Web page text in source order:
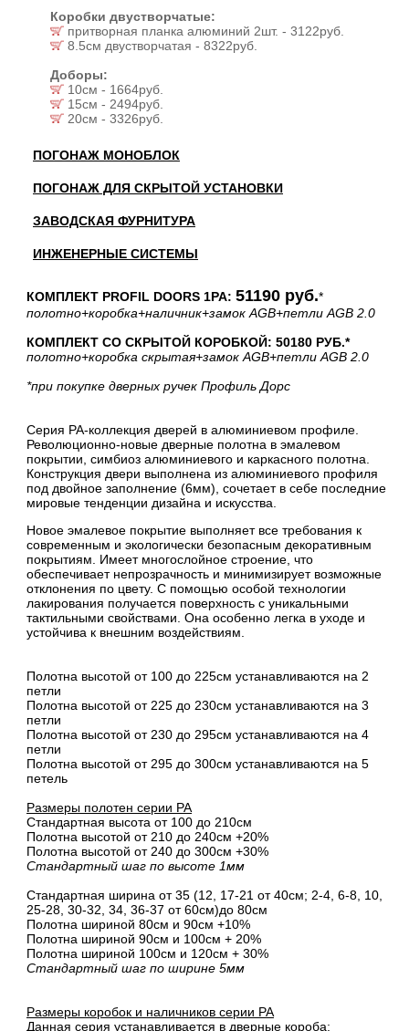
Коробки двустворчатые:
притворная планка алюминий 2шт. - 3122руб.
8.5см двустворчатая - 8322руб.
Доборы:
10см - 1664руб.
15см - 2494руб.
20см - 3326руб.
ПОГОНАЖ МОНОБЛОК
ПОГОНАЖ ДЛЯ СКРЫТОЙ УСТАНОВКИ
ЗАВОДСКАЯ ФУРНИТУРА
ИНЖЕНЕРНЫЕ СИСТЕМЫ
КОМПЛЕКТ PROFIL DOORS 1PA: 51190 руб.*
полотно+коробка+наличник+замок AGB+петли AGB 2.0
КОМПЛЕКТ СО СКРЫТОЙ КОРОБКОЙ: 50180 РУБ.*
полотно+коробка скрытая+замок AGB+петли AGB 2.0
*при покупке дверных ручек Профиль Дорс
Серия PA-коллекция дверей в алюминиевом профиле.
Революционно-новые дверные полотна в эмалевом
покрытии, симбиоз алюминиевого и каркасного полотна.
Конструкция двери выполнена из алюминиевого профиля
под двойное заполнение (6мм), сочетает в себе последние
мировые тенденции дизайна и искусства.
Новое эмалевое покрытие выполняет все требования к
современным и экологически безопасным декоративным
покрытиям. Имеет многослойное строение, что
обеспечивает непрозрачность и минимизирует возможные
отклонения по цвету. С помощью особой технологии
лакирования получается поверхность с уникальными
тактильными свойствами. Она особенно легка в уходе и
устойчива к внешним воздействиям.
Полотна высотой от 100 до 225см устанавливаются на 2
петли
Полотна высотой от 225 до 230см устанавливаются на 3
петли
Полотна высотой от 230 до 295см устанавливаются на 4
петли
Полотна высотой от 295 до 300см устанавливаются на 5
петель
Размеры полотен серии PA
Стандартная высота от 100 до 210см
Полотна высотой от 210 до 240см +20%
Полотна высотой от 240 до 300см +30%
Стандартный шаг по высоте 1мм
Стандартная ширина от 35 (12, 17-21 от 40см; 2-4, 6-8, 10,
25-28, 30-32, 34, 36-37 от 60см)до 80см
Полотна шириной 80cм и 90cм +10%
Полотна шириной 90см и 100см + 20%
Полотна шириной 100см и 120см + 30%
Стандартный шаг по ширине 5мм
Размеры коробок и наличников серии PA
Данная серия устанавливается в дверные короба: